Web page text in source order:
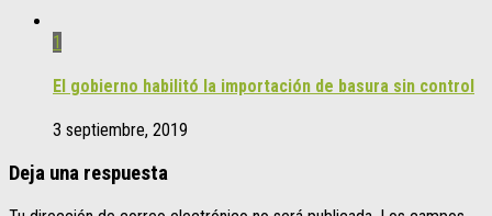
1
El gobierno habilitó la importación de basura sin control
3 septiembre, 2019
Deja una respuesta